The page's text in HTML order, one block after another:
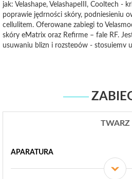
jak: Velashape, VelashapeIII, Cooltech -
poprawie jędrności skóry, podniesieniu
cellulitem. Oferowane zabiegi to
skóry eMatrix oraz Refirme – fale RF.
usuwaniu blizn i rozstępów - stosujemy
na zabiegi drenażu limfatycznego oraz
TWARZ
APARATURA